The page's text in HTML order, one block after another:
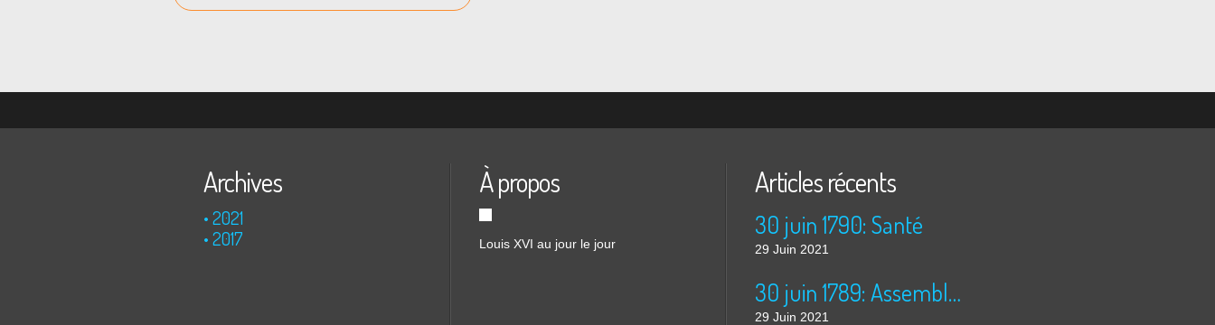
Archives
2021
2017
À propos
Louis XVI au jour le jour
Articles récents
30 juin 1790: Santé
29 Juin 2021
30 juin 1789: Assemblée Nationale
29 Juin 2021